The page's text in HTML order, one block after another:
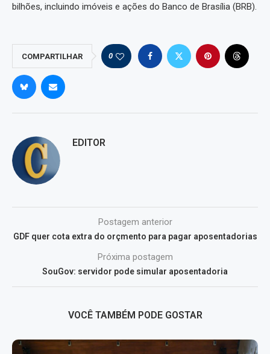
bilhões, incluindo imóveis e ações do Banco de Brasília (BRB).
COMPARTILHAR 0
EDITOR
Postagem anterior
GDF quer cota extra do orçmento para pagar aposentadorias
Próxima postagem
SouGov: servidor pode simular aposentadoria
VOCÊ TAMBÉM PODE GOSTAR